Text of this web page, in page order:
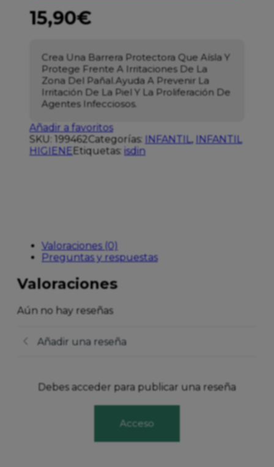
15,90€
Crea Una Barrera Protectora Que Aísla Y
Protege Frente A Irritaciones De La
Zona Del Pañal.Ayuda A Prevenir La
Irritación De La Piel Y La Proliferación De
Agentes Infecciosos.
Añadir a favoritos
SKU: 199462Categorías: INFANTIL, INFANTIL
HIGIENEEtiquetas: isdin
Valoraciones (0)
Preguntas y respuestas
Valoraciones
Aún no hay reseñas
Añadir una reseña
Debes acceder para publicar una reseña
Acceso